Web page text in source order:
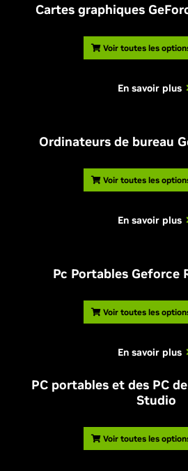
Cartes graphiques
Voir toutes les
En savoir plus
Ordinateurs de bureau
Voir toutes les
En savoir plus
Pc Portables Geforce
Voir toutes les
En savoir plus
PC portables et des PC
Studio
Voir toutes les